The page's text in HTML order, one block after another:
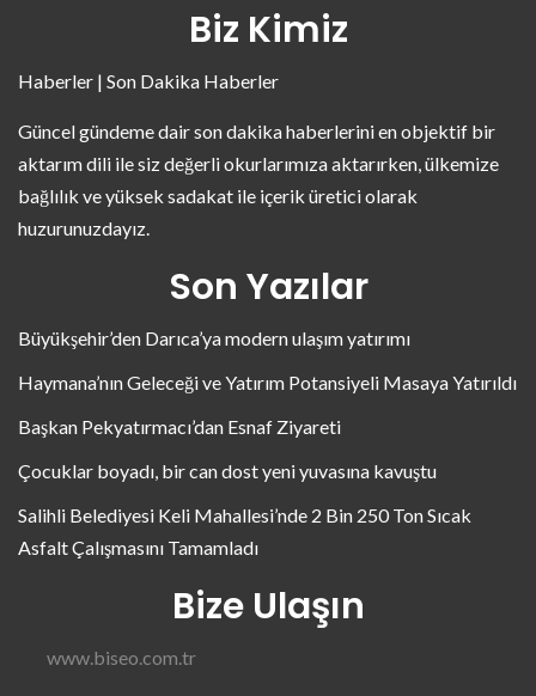
Biz Kimiz
Haberler | Son Dakika Haberler
Güncel gündeme dair son dakika haberlerini en objektif bir
aktarım dili ile siz değerli okurlarımıza aktarırken, ülkemize
bağlılık ve yüksek sadakat ile içerik üretici olarak
huzurunuzdayız.
Son Yazılar
Büyükşehir’den Darıca’ya modern ulaşım yatırımı
Haymana’nın Geleceği ve Yatırım Potansiyeli Masaya Yatırıldı
Başkan Pekyatırmacı’dan Esnaf Ziyareti
Çocuklar boyadı, bir can dost yeni yuvasına kavuştu
Salihli Belediyesi Keli Mahallesi’nde 2 Bin 250 Ton Sıcak
Asfalt Çalışmasını Tamamladı
Bize Ulaşın
www.biseo.com.tr